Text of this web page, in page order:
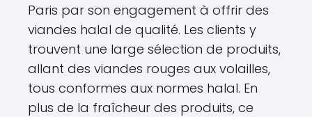
Paris par son engagement à offrir des
viandes halal de qualité. Les clients y
trouvent une large sélection de produits,
allant des viandes rouges aux volailles,
tous conformes aux normes halal. En
plus de la fraîcheur des produits, ce